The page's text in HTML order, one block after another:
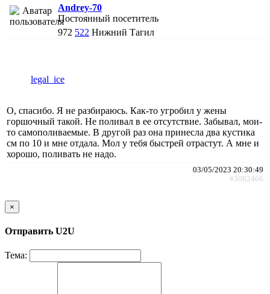
Andrey-70
Постоянный посетитель
972 522 Нижний Тагил
legal_ice
О, спасибо. Я не разбираюсь. Как-то угробил у жены
горшочный такой. Не поливал в ее отсутствие. Забывал, мои-
то самополиваемые. В другой раз она принесла два кустика
см по 10 и мне отдала. Мол у тебя быстрей отрастут. А мне и
хорошо, поливать не надо.
03/05/2023 20:30:49
#3082466
×
Отправить U2U
Тема: